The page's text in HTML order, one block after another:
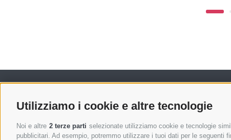
Utilizziamo i cookie e altre tecnologie
Noi e altre 2 terze parti selezionate utilizziamo cookie e tecnologie
pubblicitari. Ad esempio, potremmo utilizzare i tuoi dati per le
Stiftung